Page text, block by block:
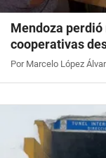
Mendoza
cooperativas
Por Marcelo López